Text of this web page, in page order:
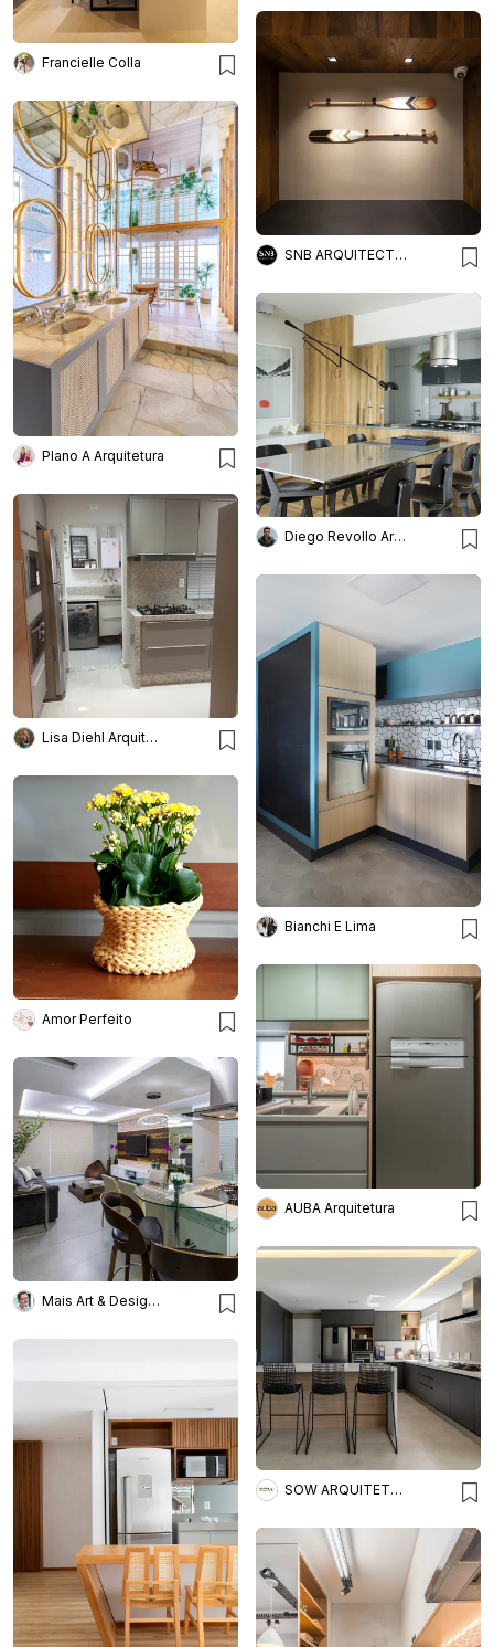
Francielle Colla
SNB ARQUITECTOS
Plano A Arquitetura
Diego Revollo Arquitetura
Lisa Diehl Arquitetos
Bianchi E Lima
Amor Perfeito
AUBA Arquitetura
Mais Art & Design - Studio de Interiores
SOW ARQUITETOS